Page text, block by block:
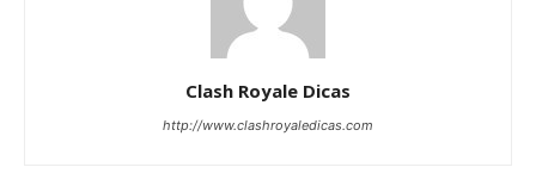
Clash Royale Dicas
http://www.clashroyaledicas.com